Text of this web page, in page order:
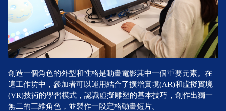
創造一個角色的外型和性格是動畫電影其中一個重要元素。在
這工作坊中，參加者可以運用結合了擴增實境(AR)和虛擬實境
(VR)技術的學習模式，認識虛擬雕塑的基本技巧，創作出獨一
無二的三維角色，並製作一段定格動畫短片。